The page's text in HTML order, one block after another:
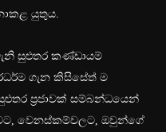
යුතුය.
සුළුතර කණ්ඩායම්
ගැන කිසිසේත් ම
ප්‍රජ‍ාවක් සම්බන්ධයෙන්
වෙනස්කම්වලට, ඔවුන්ගේ